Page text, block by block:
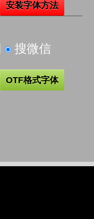
安装字体方法
搜微信
OTF格式字体